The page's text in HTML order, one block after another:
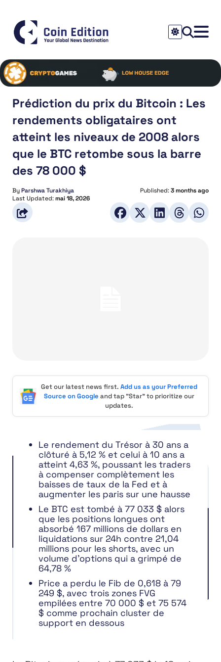
Prédiction du prix du Bitcoin : Les
rendements obligataires ont
atteint les niveaux de 2008 alors
que le BTC retombe sous la barre
des 78 000 $
ByParshwa Turakhiya Published:3 months ago
Last Updated:mai 18, 2026
Get our latest news first. Add us as your Preferred
Source on Google and tap "Star" to prioritize our
updates.
Le rendement du Trésor à 30 ans a
clôturé à 5,12 % et celui à 10 ans a
atteint 4,63 %, poussant les traders
à compenser complètement les
baisses de taux de la Fed et à
augmenter les paris sur une hausse
Le BTC est tombé à 77 033 $ alors
que les positions longues ont
absorbé 167 millions de dollars en
liquidations sur 24h contre 21,04
millions pour les shorts, avec un
volume d’options qui a grimpé de
64,78 %
Price a perdu le Fib de 0,618 à 79
249 $, avec trois zones FVG
empilées entre 70 000 $ et 75 574
$ comme prochain cluster de
support en dessous